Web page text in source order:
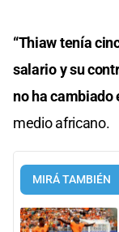
“Thiaw tenía
salario y su
no ha cambiado
medio africano.
MIRÁ TAMBIÉN